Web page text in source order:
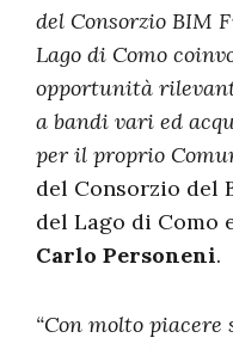
del Consorzio BIM
Lago di Como
opportunità
a bandi vari ed
per il proprio
del Consorzio del
del Lago di Como
Carlo Personeni.
“Con molto